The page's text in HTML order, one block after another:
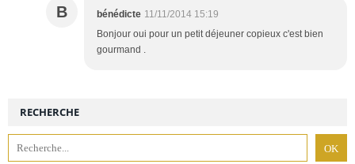
B bénédicte 11/11/2014 15:19
Bonjour oui pour un petit déjeuner copieux c'est bien
gourmand .
RECHERCHE